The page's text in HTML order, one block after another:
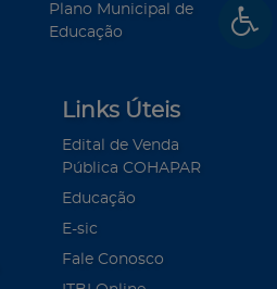
Plano Municipal de
Educação
Links Úteis
Edital de Venda
Pública COHAPAR
Educação
E-sic
Fale Conosco